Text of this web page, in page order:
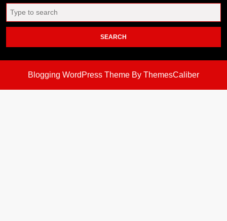
for:
Blogging WordPress Theme By ThemesCaliber